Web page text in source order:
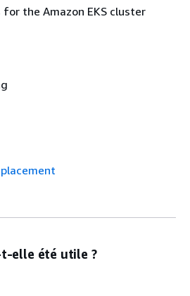
the Amazon EKS cluster
elle été utile ?